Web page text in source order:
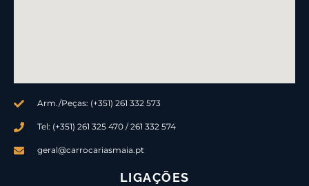
Arm./Peças: (+351) 261 332 573
Tel: (+351) 261 325 470 / 261 332 574
geral@carrocariasmaia.pt
LIGAÇÕES